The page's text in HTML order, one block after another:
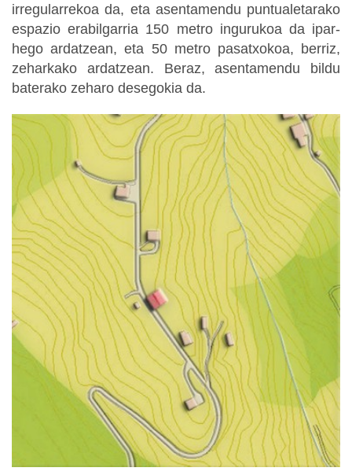
irregularrekoa da, eta asentamendu puntualetarako
espazio erabilgarria 150 metro ingurukoa da ipar-
hego ardatzean, eta 50 metro pasatxokoa, berriz,
zeharkako ardatzean. Beraz, asentamendu bildu
baterako zeharo desegokia da.